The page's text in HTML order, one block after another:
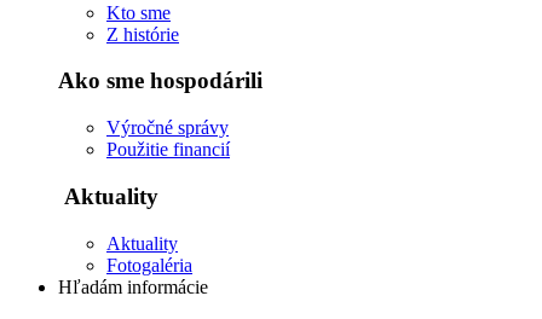
Kto sme
Z histórie
Ako sme hospodárili
Výročné správy
Použitie financií
Aktuality
Aktuality
Fotogaléria
Hľadám informácie